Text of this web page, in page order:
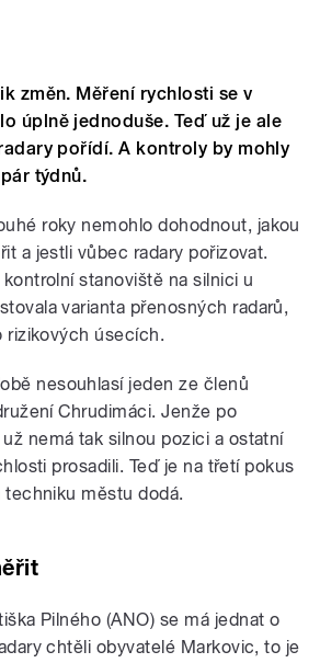
změn. Měření rychlosti se v
úplně jednoduše. Teď už je ale
pořídí. A kontroly by mohly
týdnů.
roky nemohlo dohodnout, jakou
a jestli vůbec radary pořizovat.
stanoviště na silnici u
varianta přenosných radarů,
rizikových úsecích.
nesouhlasí jeden ze členů
Chrudimáci. Jenže po
nemá tak silnou pozici a ostatní
prosadili. Teď je na třetí pokus
techniku městu dodá.
Pilného (ANO) se má jednat o
chtěli obyvatelé Markovic, to je